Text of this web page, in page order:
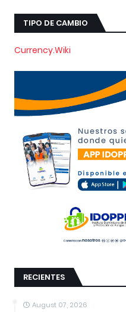
TIPO DE CAMBIO
Currency.Wiki
RECIENTES
August 07, 2026